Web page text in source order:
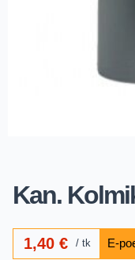
Kan.
1,40€ tk